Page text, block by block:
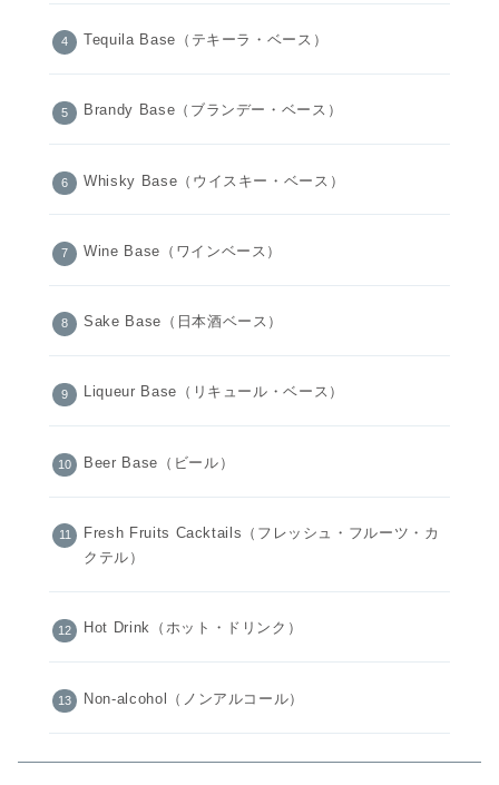
Tequila Base（テキーラ・ベース）
Brandy Base（ブランデー・ベース）
Whisky Base（ウイスキー・ベース）
Wine Base（ワインベース）
Sake Base（日本酒ベース）
Liqueur Base（リキュール・ベース）
Beer Base（ビール）
Fresh Fruits Cacktails（フレッシュ・フルーツ・カ
クテル）
Hot Drink（ホット・ドリンク）
Non-alcohol（ノンアルコール）